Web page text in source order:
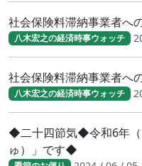
社会保険料滞納事業者へ
八木宏之の経済時事ウォッチ
社会保険料滞納事業者へ
八木宏之の経済時事ウォッチ
◆二十四節気◆令和6年（
ゅ）」です◆